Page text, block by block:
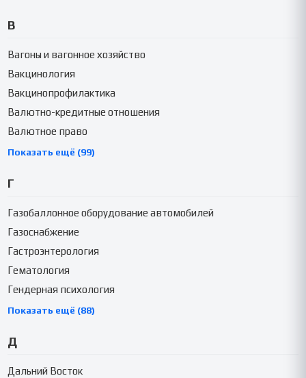
В
Вагоны и вагонное хозяйство
Вакцинология
Вакцинопрофилактика
Валютно-кредитные отношения
Валютное право
Показать ещё (99)
Г
Газобаллонное оборудование автомобилей
Газоснабжение
Гастроэнтерология
Гематология
Гендерная психология
Показать ещё (88)
Д
Дальний Восток